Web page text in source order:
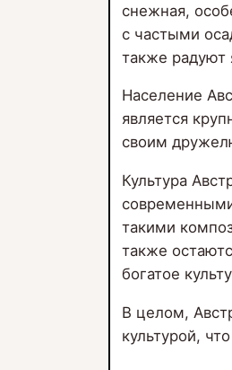
снежная,
с частыми
также радуют
Население
является
своим
Культура
такими
также
богатое
В целом,
культурой,